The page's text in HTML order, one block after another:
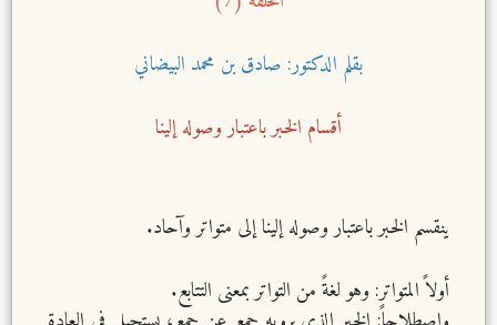
بقلم الدكتور: صادق بن محمد البيضاني
أقسام الخبر باعتبار وصوله إلينا
ينقسم الخبر باعتبار وصوله إلينا إلى متواتر وآحاد.
أولاً المتواتر: وهو لغةً من التواتر بمعنى التتابع.